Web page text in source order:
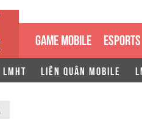
GAME MOBILE ESPORTS
LMHT LIÊN QUÂN MOBILE